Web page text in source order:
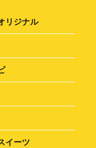
リジナル
イーツ